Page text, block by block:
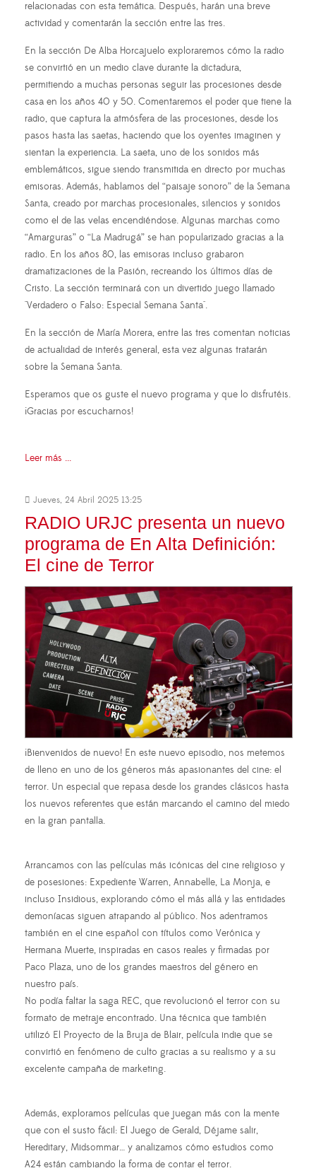
relacionadas con esta temática. Después, harán una breve
actividad y comentarán la sección entre las tres.
En la sección De Alba Horcajuelo exploraremos cómo la radio
se convirtió en un medio clave durante la dictadura,
permitiendo a muchas personas seguir las procesiones desde
casa en los años 40 y 50. Comentaremos el poder que tiene la
radio, que captura la atmósfera de las procesiones, desde los
pasos hasta las saetas, haciendo que los oyentes imaginen y
sientan la experiencia. La saeta, uno de los sonidos más
emblemáticos, sigue siendo transmitida en directo por muchas
emisoras. Además, hablamos del “paisaje sonoro” de la Semana
Santa, creado por marchas procesionales, silencios y sonidos
como el de las velas encendiéndose. Algunas marchas como
“Amarguras” o “La Madrugá” se han popularizado gracias a la
radio. En los años 80, las emisoras incluso grabaron
dramatizaciones de la Pasión, recreando los últimos días de
Cristo. La sección terminará con un divertido juego llamado
"Verdadero o Falso: Especial Semana Santa".
En la sección de María Morera, entre las tres comentan noticias
de actualidad de interés general, esta vez algunas tratarán
sobre la Semana Santa.
Esperamos que os guste el nuevo programa y que lo disfrutéis.
¡Gracias por escucharnos!
Leer más ...
Jueves, 24 Abril 2025 13:25
RADIO URJC presenta un nuevo
programa de En Alta Definición:
El cine de Terror
¡Bienvenidos de nuevo! En este nuevo episodio, nos metemos
de lleno en uno de los géneros más apasionantes del cine: el
terror. Un especial que repasa desde los grandes clásicos hasta
los nuevos referentes que están marcando el camino del miedo
en la gran pantalla.
Arrancamos con las películas más icónicas del cine religioso y
de posesiones: Expediente Warren, Annabelle, La Monja, e
incluso Insidious, explorando cómo el más allá y las entidades
demoníacas siguen atrapando al público. Nos adentramos
también en el cine español con títulos como Verónica y
Hermana Muerte, inspiradas en casos reales y firmadas por
Paco Plaza, uno de los grandes maestros del género en
nuestro país.
No podía faltar la saga REC, que revolucionó el terror con su
formato de metraje encontrado. Una técnica que también
utilizó El Proyecto de la Bruja de Blair, película indie que se
convirtió en fenómeno de culto gracias a su realismo y a su
excelente campaña de marketing.
Además, exploramos películas que juegan más con la mente
que con el susto fácil: El Juego de Gerald, Déjame salir,
Hereditary, Midsommar… y analizamos cómo estudios como
A24 están cambiando la forma de contar el terror.